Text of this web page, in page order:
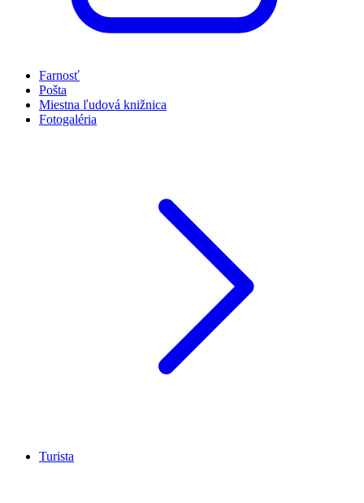
Farnosť
Pošta
Miestna ľudová knižnica
Fotogaléria
Turista